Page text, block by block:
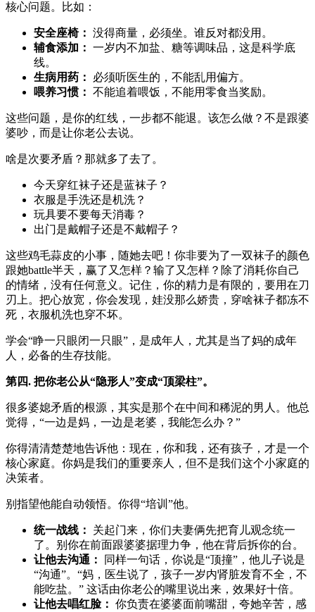
核心问题。比如：
安全座椅： 没得商量，必须坐。谁反对都没用。
辅食添加： 一岁内不加盐、糖等调味品，这是科学底
线。
生病用药：
必须听医生的，不能乱用偏方。
喂养习惯： 不能追着喂饭，不能用零食当奖励。
这些问题，是你的红线，一步都不能退。该怎么做？不是跟婆
婆吵，而是让你老公去说。
啥是次要矛盾？那就多了去了。
今天穿红袜子还是蓝袜子？
衣服是手洗还是机洗？
玩具要不要每天消毒？
出门是戴帽子还是不戴帽子？
这些鸡毛蒜皮的小事，随她去吧！你非要为了一双袜子的颜色
跟她battle半天，赢了又怎样？输了又怎样？除了消耗你自己
的情绪，没有任何意义。记住，你的精力是有限的，要用在刀
刃上。把心放宽，你会发现，娃没那么娇贵，穿啥袜子都冻不
死，衣服机洗也穿不坏。
学会“睁一只眼闭一只眼”，是成年人，尤其是当了妈的成年
人，必备的生存技能。
第四. 把你老公从“隐形人”变成“顶梁柱”。
很多婆媳矛盾的根源，其实是那个在中间和稀泥的男人。他总
觉得，“一边是妈，一边是老婆，我能怎么办？”
你得清清楚楚地告诉他：现在，你和我，还有孩子，才是一个
核心家庭。你妈是我们的重要亲人，但不是我们这个小家庭的
决策者。
别指望他能自动领悟。你得“培训”他。
统一战线：
关起门来，你们夫妻俩先把育儿观念统一
了。别你在前面跟婆婆据理力争，他在背后拆你的台。
让他去沟通：
同样一句话，你说是“顶撞”，他儿子说是
“沟通”。“妈，医生说了，孩子一岁内肾脏发育不全，不
能吃盐。” 这话由你老公的嘴里说出来，效果好十倍。
让他去唱红脸： 你负责在婆婆面前嘴甜，夸她辛苦，感